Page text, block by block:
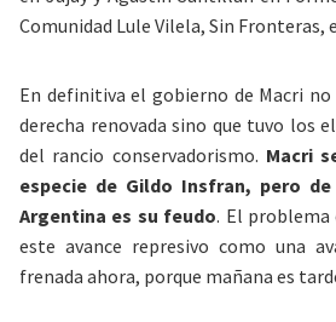
Comunidad Lule Vilela, Sin Fronteras,
En definitiva el gobierno de Macri
derecha renovada sino que tuvo los
del rancio conservadorismo. Macri
especie de Gildo Insfran, pero
Argentina es su feudo. El problema
este avance represivo como una
frenada ahora, porque mañana es